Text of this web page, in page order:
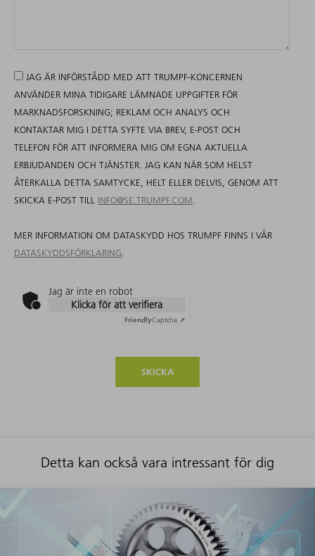
JAG ÄR INFÖRSTÅDD MED ATT TRUMPF-KONCERNEN
ANVÄNDER MINA TIDIGARE LÄMNADE UPPGIFTER FÖR
MARKNADSFORSKNING; REKLAM OCH ANALYS OCH
KONTAKTAR MIG I DETTA SYFTE VIA BREV, E-POST OCH
TELEFON FÖR ATT INFORMERA MIG OM EGNA AKTUELLA
ERBJUDANDEN OCH TJÄNSTER. JAG KAN NÄR SOM HELST
ÅTERKALLA DETTA SAMTYCKE, HELT ELLER DELVIS, GENOM ATT
SKICKA E-POST TILL INFO@SE.TRUMPF.COM
MER INFORMATION OM DATASKYDD HOS TRUMPF FINNS I VÅR
DATASKYDDSFÖRKLARING
Jag är inte en robot
Klicka för att verifiera
FriendlyCaptcha ⇗
SKICKA
Detta kan också vara intressant för dig